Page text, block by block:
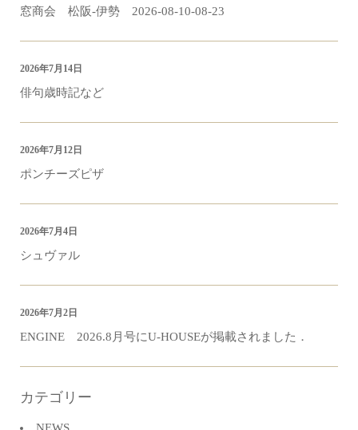
窓商会 松阪-伊勢 2026-08-10-08-23
俳句歳時記など
2026年7月14日
ポンチーズピザ
2026年7月12日
シュヴァル
2026年7月4日
ENGINE 2026.8月号にU-HOUSEが掲載されました．
2026年7月2日
カテゴリー